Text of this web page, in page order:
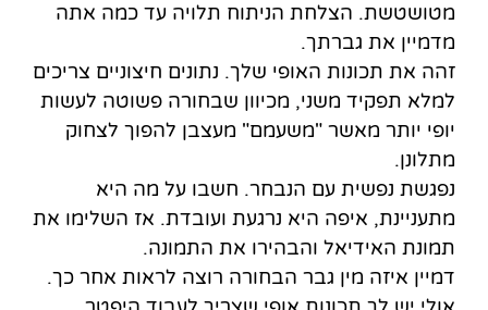
מטושטשת. הצלחת הניתוח תלויה עד כמה אתה
מדמיין את גברתך.
זהה את תכונות האופי שלך. נתונים חיצוניים צריכים
למלא תפקיד משני, מכיוון שבחורה פשוטה לעשות
יופי יותר מאשר "משעמם" מעצבן להפוך לצחוק
מתלונן.
נפגשת נפשית עם הנבחר. חשבו על מה היא
מתעניינת, איפה היא נרגעת ועובדת. אז השלימו את
תמונת האידיאל והבהירו את התמונה.
דמיין איזה מין גבר הבחורה רוצה לראות אחר כך.